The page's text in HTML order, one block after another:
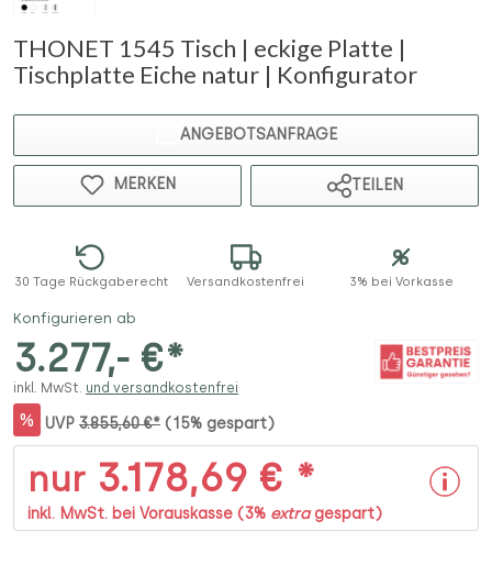
THONET 1545 Tisch | eckige Platte |
Tischplatte Eiche natur | Konfigurator
ANGEBOTSANFRAGE
MERKEN TEILEN
30 Tage Rückgaberecht Versandkostenfrei 3% bei Vorkasse
Konfigurieren ab
3.277,- €*
inkl. MwSt. und versandkostenfrei
% UVP 3.855,60 €* (15% gespart)
nur 3.178,69 € *
inkl. MwSt. bei Vorauskasse (3% extragespart)